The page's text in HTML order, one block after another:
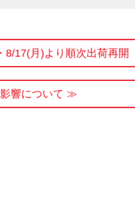
8/17(月)より順次出荷再開
影響について ≫